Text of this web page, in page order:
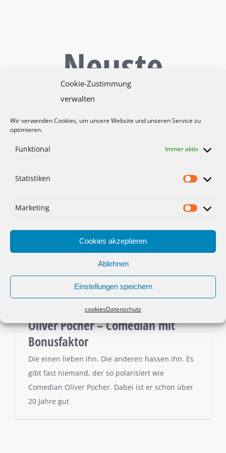
Cookie-Zustimmung
verwalten
Wir verwenden Cookies, um unsere Website und unseren Service zu
optimieren.
Funktional Immer aktiv
Statistiken
Marketing
Cookies akzeptieren
Ablehnen
Einstellungen speichern
cookiesDatenschutz
Neuste
Beiträge
Oliver Pocher – Comedian mit
Bonusfaktor
Die einen lieben ihn. Die anderen hassen ihn. Es
gibt fast niemand, der so polarisiert wie
Comedian Oliver Pocher. Dabei ist er schon über
20 Jahre gut